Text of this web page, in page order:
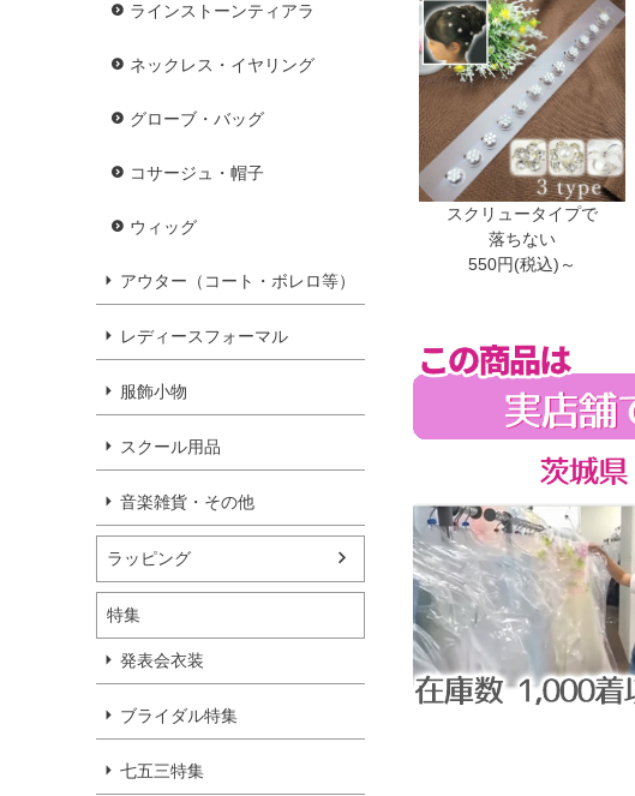
ラインストーンティアラ
ネックレス・イヤリング
グローブ・バッグ
コサージュ・帽子
ウィッグ
アウター（コート・ボレロ等）
レディースフォーマル
服飾小物
スクール用品
音楽雑貨・その他
ラッピング
特集
発表会衣装
ブライダル特集
七五三特集
スクリュータイプで
落ちない
550円(税込)～